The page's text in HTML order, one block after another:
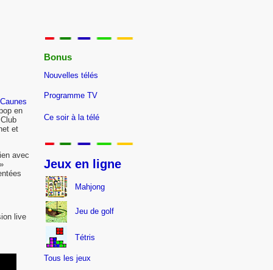
en
et
avec
live
Bonus
Nouvelles télés
Programme TV
Ce soir à la télé
Jeux en ligne
Mahjong
Jeu de golf
Tétris
Tous les jeux